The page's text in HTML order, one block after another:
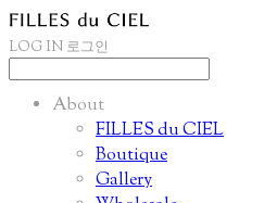
LOG IN 로그인
About
FILLES du CIEL
Boutique
Gallery